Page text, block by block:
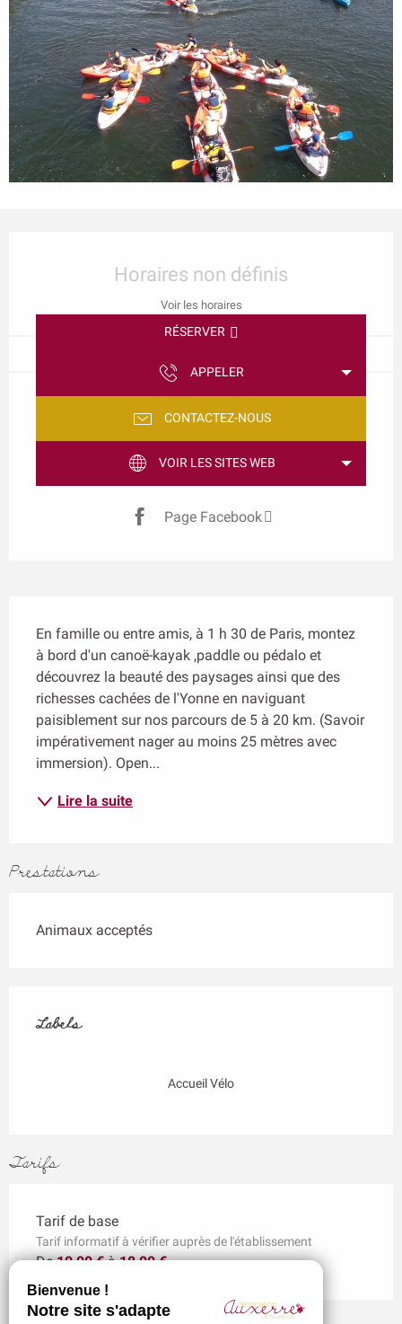
Horaires non définis
Voir les horaires
RÉSERVER
APPELER
CONTACTEZ-NOUS
VOIR LES SITES WEB
Page Facebook
En famille ou entre amis, à 1 h 30 de Paris, montez
à bord d'un canoë-kayak ,paddle ou pédalo et
découvrez la beauté des paysages ainsi que des
richesses cachées de l'Yonne en naviguant
paisiblement sur nos parcours de 5 à 20 km. (Savoir
impérativement nager au moins 25 mètres avec
immersion). Open...
Lire la suite
Prestations
Animaux acceptés
Labels
Labels
Accueil Vélo
Tarifs
Tarif de base
Tarif informatif à vérifier auprès de l'établissement
De10,00 €à18,00 €